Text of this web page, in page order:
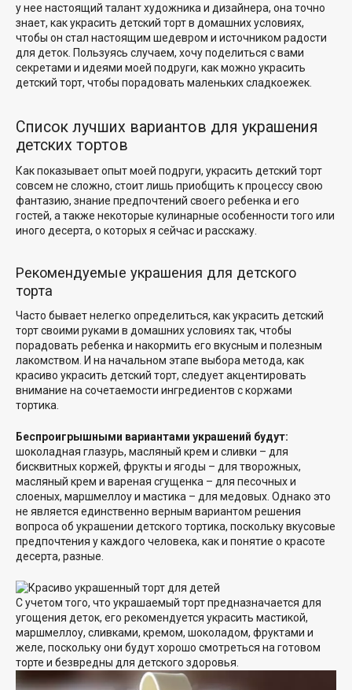
у нее настоящий талант художника и дизайнера, она точно
знает, как украсить детский торт в домашних условиях,
чтобы он стал настоящим шедевром и источником радости
для деток. Пользуясь случаем, хочу поделиться с вами
секретами и идеями моей подруги, как можно украсить
детский торт, чтобы порадовать маленьких сладкоежек.
Список лучших вариантов для украшения
детских тортов
Как показывает опыт моей подруги, украсить детский торт
совсем не сложно, стоит лишь приобщить к процессу свою
фантазию, знание предпочтений своего ребенка и его
гостей, а также некоторые кулинарные особенности того или
иного десерта, о которых я сейчас и расскажу.
Рекомендуемые украшения для детского
торта
Часто бывает нелегко определиться, как украсить детский
торт своими руками в домашних условиях так, чтобы
порадовать ребенка и накормить его вкусным и полезным
лакомством. И на начальном этапе выбора метода, как
красиво украсить детский торт, следует акцентировать
внимание на сочетаемости ингредиентов с коржами
тортика.
Беспроигрышными вариантами украшений будут:
шоколадная глазурь, масляный крем и сливки – для
бисквитных коржей, фрукты и ягоды – для творожных,
масляный крем и вареная сгущенка – для песочных и
слоеных, маршмеллоу и мастика – для медовых. Однако это
не является единственно верным вариантом решения
вопроса об украшении детского тортика, поскольку вкусовые
предпочтения у каждого человека, как и понятие о красоте
десерта, разные.
С учетом того, что украшаемый торт предназначается для
угощения деток, его рекомендуется украсить мастикой,
маршмеллоу, сливками, кремом, шоколадом, фруктами и
желе, поскольку они будут хорошо смотреться на готовом
торте и безвредны для детского здоровья.